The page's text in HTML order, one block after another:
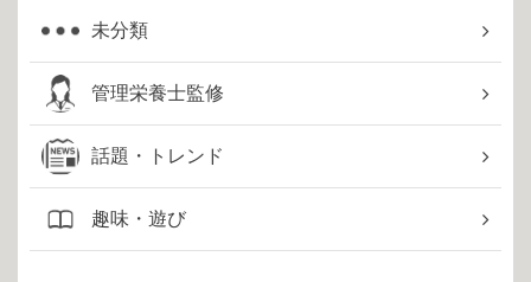
未分類
管理栄養士監修
話題・トレンド
趣味・遊び